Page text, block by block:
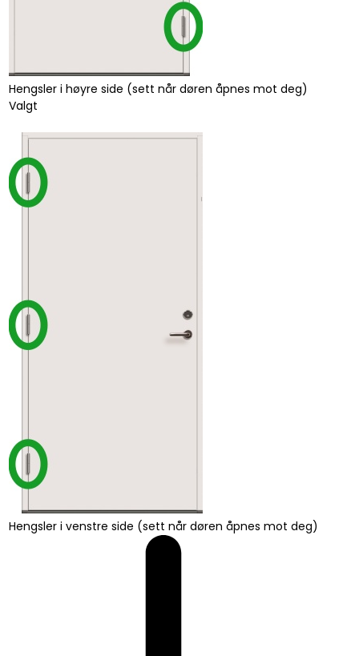
Hengsler i høyre side (sett når døren åpnes mot deg)
Valgt
Hengsler i venstre side (sett når døren åpnes mot deg)